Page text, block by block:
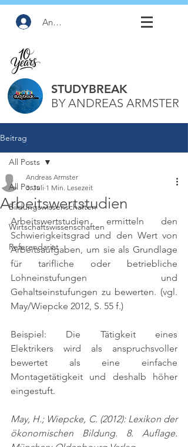
Anmelden
STUDYBREAK
BY ANDREAS ARMSTER
Beitrag
All Posts
Bildungswissenschaften
Wirtschaftswissenschaften
Referendariat
All Posts
Arbeitswertstudien
Andreas Armster
3. Juli 1 Min. Lesezeit
Arbeitswertstudien ermitteln den
Schwierigkeitsgrad und den Wert von
Arbeitsaufgaben, um sie als Grundlage
für tarifliche oder betriebliche
Lohneinstufungen und
Gehaltseinstufungen zu bewerten. (vgl.
May/Wiepcke 2012, S. 55 f.)
Beispiel: Die Tätigkeit eines
Elektrikers wird als anspruchsvoller
bewertet als eine einfache
Montagetätigkeit und deshalb höher
eingestuft.
May, H.; Wiepcke, C. (2012): Lexikon der
ökonomischen Bildung. 8. Auflage.